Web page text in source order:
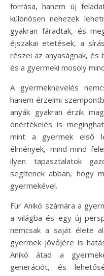
forrása, hanem új
különösen nehezek
gyakran fáradtak, és
éjszakai etetések, a
részei az anyaságnak,
és a gyermeki mosoly
A gyermeknevelés
hanem érzelmi
anyák gyakran érzik
önértékelés is
mint a gyermek első
élmények, mind-mind
ilyen tapasztalatok
segítenek abban, hogy
gyermekével.
Für Anikó számára a
a világba és egy új
nemcsak a saját élete
gyermek jövőjére is
Anikó átad a
generációt, és